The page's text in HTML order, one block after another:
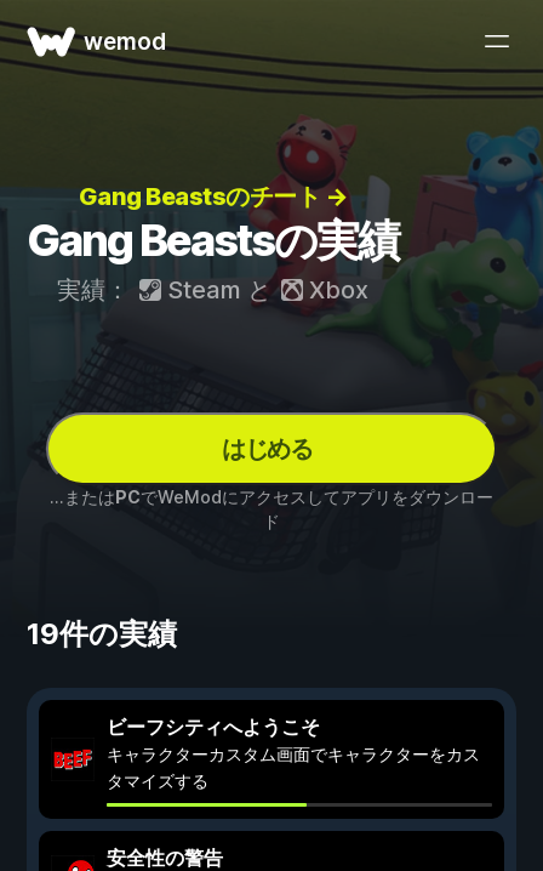
wemod
Gang Beastsのチート →
Gang Beastsの実績
実績： Steam と Xbox
はじめる
...またはPCでWeModにアクセスしてアプリをダウンロー
ド
19件の実績
ビーフシティへようこそ
キャラクターカスタム画面でキャラクターをカス
タマイズする
安全性の警告